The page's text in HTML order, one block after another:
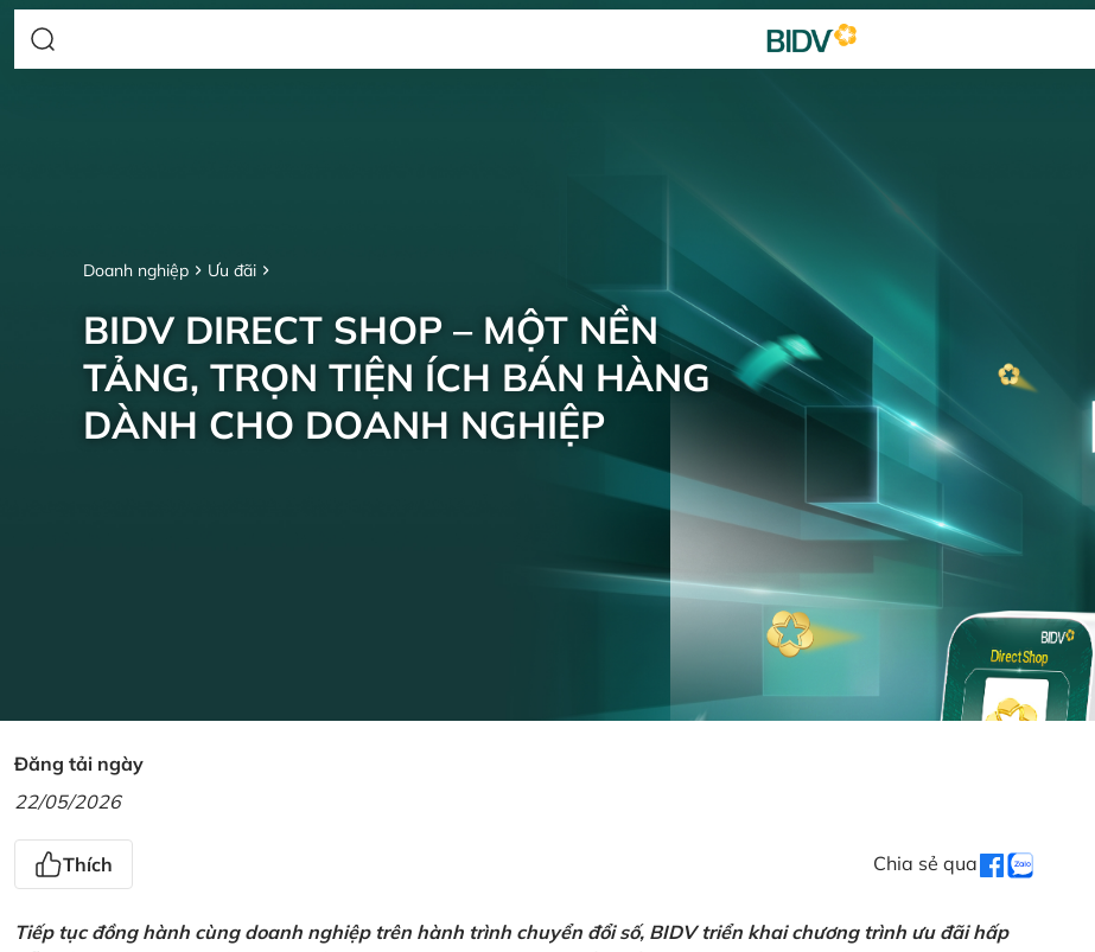
Doanh nghiệp Ưu đãi
BIDV DIRECT SHOP – MỘT NỀN
TẢNG, TRỌN TIỆN ÍCH BÁN HÀNG
DÀNH CHO DOANH NGHIỆP
Đăng tải ngày
22/05/2026
Thích Chia sẻ qua
Tiếp tục đồng hành cùng doanh nghiệp trên hành trình chuyển đổi số, BIDV triển khai chương trình ưu đãi hấp